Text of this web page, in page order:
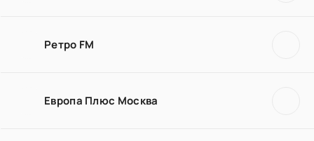
Ретро FM
Европа Плюс Москва